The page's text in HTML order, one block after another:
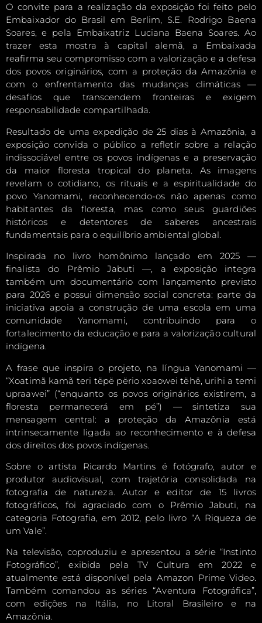
O convite para a realização da exposição foi feito pelo
Embaixador do Brasil em Berlim, S.E. Rodrigo Baena
Soares, e pela Embaixatriz Luciana Baena Soares. Ao
trazer esta mostra à capital alemã, a Embaixada
reafirma seu compromisso com a valorização e a defesa
dos povos originários, com a proteção da Amazônia e
com o enfrentamento das mudanças climáticas —
desafios que transcendem fronteiras e exigem
responsabilidade compartilhada.
Resultado de uma expedição de 25 dias à Amazônia, a
exposição convida o público a refletir sobre a relação
indissociável entre os povos indígenas e a preservação
da maior floresta tropical do planeta. As imagens
revelam o cotidiano, os rituais e a espiritualidade do
povo Yanomami, reconhecendo-os não apenas como
habitantes da floresta, mas como seus guardiões
históricos e detentores de saberes ancestrais
fundamentais para o equilíbrio ambiental global.
Inspirada no livro homônimo lançado em 2025 —
finalista do Prêmio Jabuti —, a exposição integra
também um documentário com lançamento previsto
para 2026 e possui dimensão social concreta: parte da
iniciativa apoia a construção de uma escola em uma
comunidade Yanomami, contribuindo para o
fortalecimento da educação e para a valorização cultural
indígena.
A frase que inspira o projeto, na língua Yanomami —
“Xoatimã kamã teri tëpë përio xoaowei tëhë, urihi a temi
upraawei” (“enquanto os povos originários existirem, a
floresta permanecerá em pé”) — sintetiza sua
mensagem central: a proteção da Amazônia está
intrinsecamente ligada ao reconhecimento e à defesa
dos direitos dos povos indígenas.
Sobre o artista Ricardo Martins é fotógrafo, autor e
produtor audiovisual, com trajetória consolidada na
fotografia de natureza. Autor e editor de 15 livros
fotográficos, foi agraciado com o Prêmio Jabuti, na
categoria Fotografia, em 2012, pelo livro “A Riqueza de
um Vale”.
Na televisão, coproduziu e apresentou a série “Instinto
Fotográfico”, exibida pela TV Cultura em 2022 e
atualmente está disponível pela Amazon Prime Video.
Também comandou as séries “Aventura Fotográfica”,
com edições na Itália, no Litoral Brasileiro e na
Amazônia.